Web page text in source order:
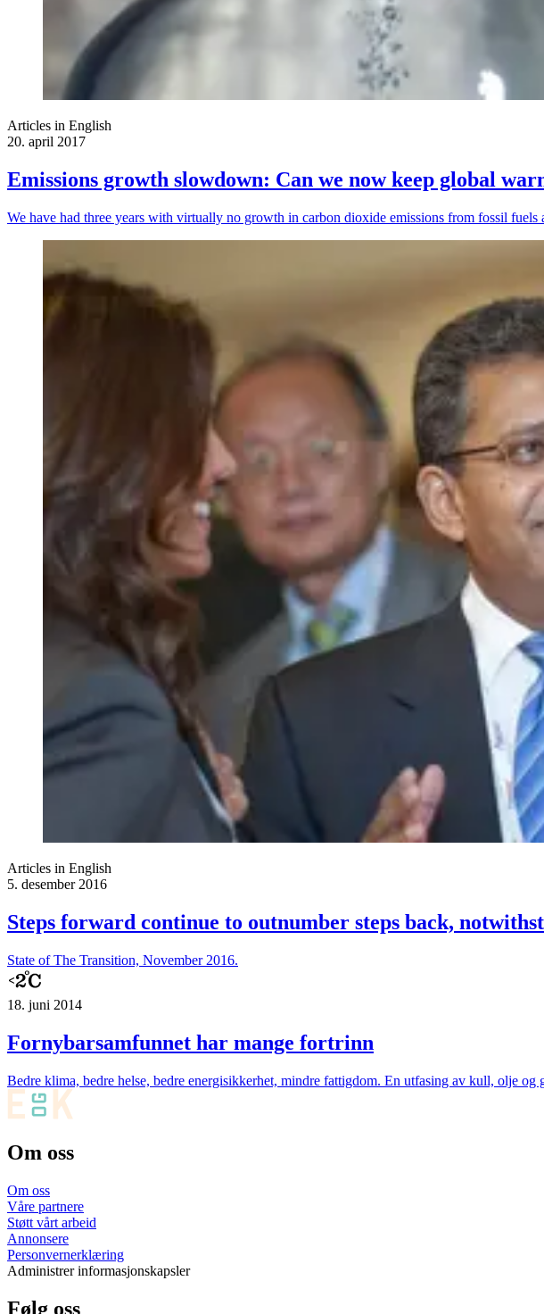
Articles in English
20. april 2017
Emissions growth slowdown: Can we now keep global
We have had three years with virtually no growth in carbon dioxide emissions from fossil
Articles in English
5. desember 2016
Steps forward continue to outnumber steps back,
State of The Transition, November 2016.
18. juni 2014
Fornybarsamfunnet har mange fortrinn
Bedre klima, bedre helse, bedre energisikkerhet, mindre fattigdom. En utfasing av kull, olje
Om oss
Om oss
Våre partnere
Støtt vårt arbeid
Annonsere
Personvernerklæring
Administrer informasjonskapsler
Følg oss